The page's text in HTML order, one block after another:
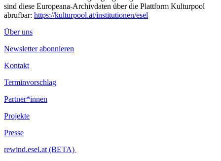
sind diese Europeana-Archivdaten über die Plattform Kulturpool
abrufbar: https://kulturpool.at/institutionen/esel
Über uns
Newsletter abonnieren
Kontakt
Terminvorschlag
Partner*innen
Projekte
Presse
rewind.esel.at (BETA)